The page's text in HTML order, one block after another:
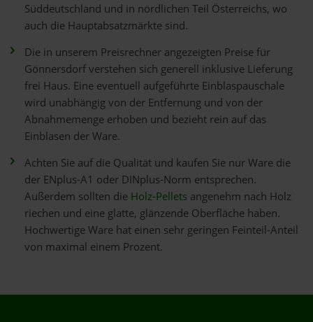
Süddeutschland und in nördlichen Teil Österreichs, wo
auch die Hauptabsatzmärkte sind.
Die in unserem Preisrechner angezeigten Preise für
Gönnersdorf verstehen sich generell inklusive Lieferung
frei Haus. Eine eventuell aufgeführte Einblaspauschale
wird unabhängig von der Entfernung und von der
Abnahmemenge erhoben und bezieht rein auf das
Einblasen der Ware.
Achten Sie auf die Qualität und kaufen Sie nur Ware die
der ENplus-A1 oder DINplus-Norm entsprechen.
Außerdem sollten die Holz-Pellets angenehm nach Holz
riechen und eine glatte, glänzende Oberfläche haben.
Hochwertige Ware hat einen sehr geringen Feinteil-Anteil
von maximal einem Prozent.